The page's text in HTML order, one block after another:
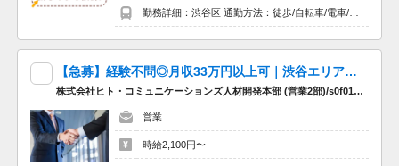
【急募】経験不問◎月収33万円以上可｜渋谷エリア巡回ラウンダー
株式会社ヒト・コミュニケーションズ人材開発本部 (営業2部)/s0f01nhk01
営業
時給2,100円〜